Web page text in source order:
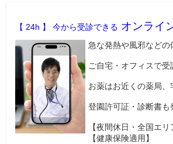
【 24h 】 今から受診できる オンライ
急な発熱や風邪などの
ご自宅・オフィスで受
お薬はお近くの薬局、
登園許可証・診断書も
【夜間休日・全国エリ
【健康保険適用】